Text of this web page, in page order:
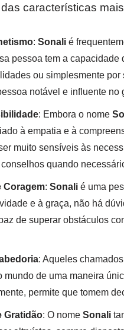
características
: Sonalié
pessoa tem a capacidade
ou simplesmente
notável e influente no
: Embora o nome
à empatia e à
muito sensíveis às
quando
Coragem: Sonalié uma
e à graça, não há
de superar obstáculos
: Aqueles chamados
mundo de uma maneira
permite que tomem
Gratidão: O nome Sonali